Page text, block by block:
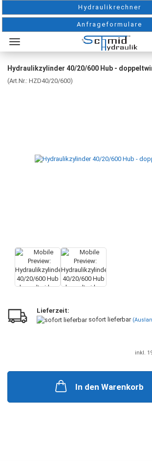
Hydraulikrechner
Anfrageformulare
Hydraulikzylinder 40/20/600 Hub -
(Art.Nr.: HZD40/20/600)
Lieferzeit:
sofort lieferbar
inkl.
In den Warenkorb